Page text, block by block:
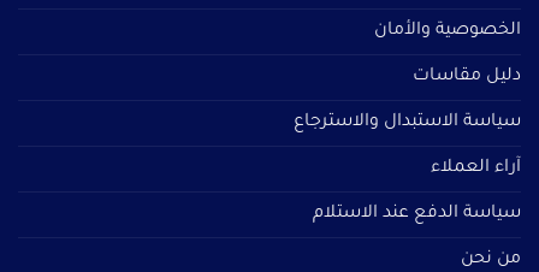
الخصوصية والأمان
دليل مقاسات
سياسة الاستبدال والاسترجاع
آراء العملاء
سياسة الدفع عند الاستلام
من نحن